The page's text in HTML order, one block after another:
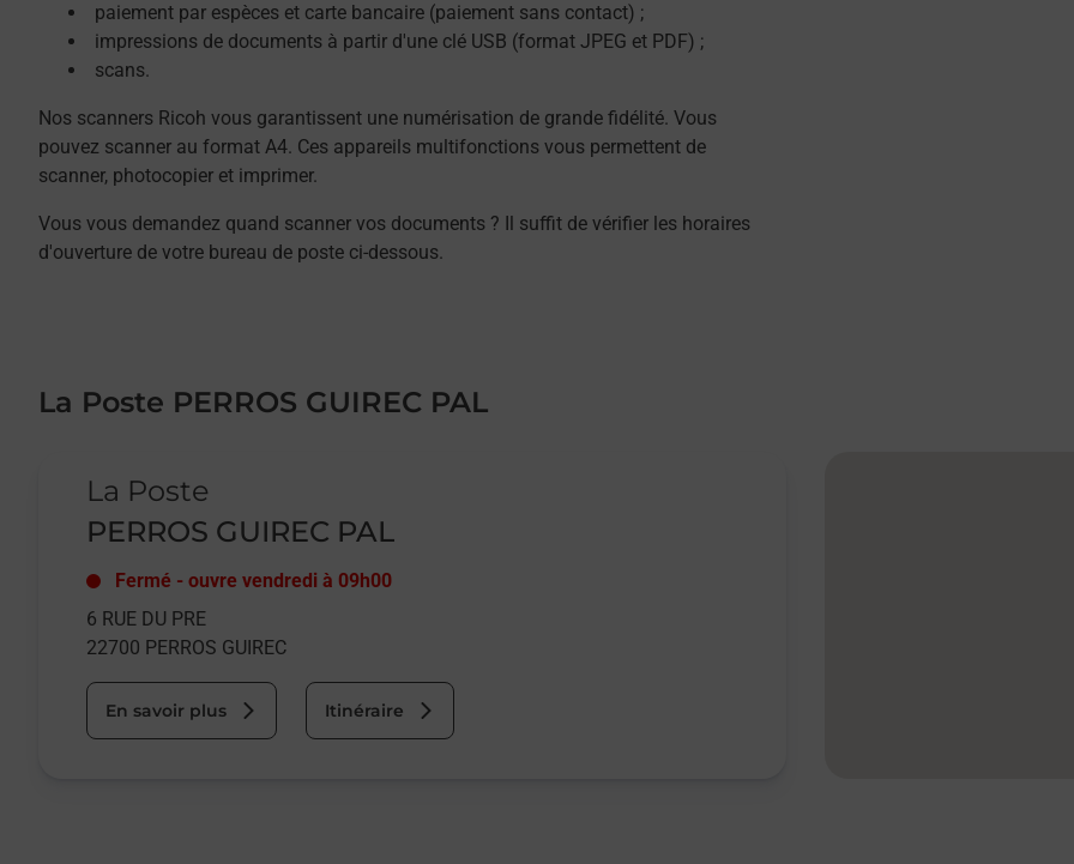
paiement par espèces et carte bancaire (paiement sans contact) ;
impressions de documents à partir d'une clé USB (format JPEG et PDF) ;
scans.
Nos scanners Ricoh vous garantissent une numérisation de grande fidélité. Vous
pouvez scanner au format A4. Ces appareils multifonctions vous permettent de
scanner, photocopier et imprimer.
Vous vous demandez quand scanner vos documents ? Il suffit de vérifier les horaires
d'ouverture de votre bureau de poste ci-dessous.
La Poste PERROS GUIREC PAL
La Poste
PERROS GUIREC PAL
Fermé - ouvre vendredi à 09h00
6 RUE DU PRE
22700 PERROS GUIREC
En savoir plus Itinéraire